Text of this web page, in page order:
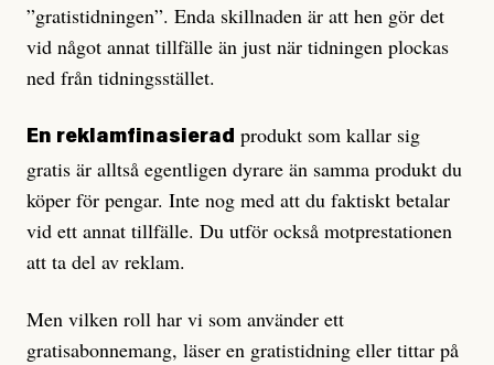
”gratistidningen”. Enda skillnaden är att hen gör det
vid något annat tillfälle än just när tidningen plockas
ned från tidningsstället.
En reklamfinasierad produkt som kallar sig
gratis är alltså egentligen dyrare än samma produkt du
köper för pengar. Inte nog med att du faktiskt betalar
vid ett annat tillfälle. Du utför också motprestationen
att ta del av reklam.
Men vilken roll har vi som använder ett
gratisabonnemang, läser en gratistidning eller tittar på